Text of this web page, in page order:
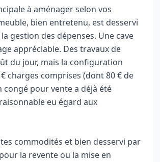
à aménager selon vos
bien entretenu, est desservi
gestion des dépenses. Une cave
appréciable. Des travaux de
du jour, mais la configuration
charges comprises (dont 80 € de
congé pour vente a déjà été
eu égard aux
commodités et bien desservi par
la revente ou la mise en